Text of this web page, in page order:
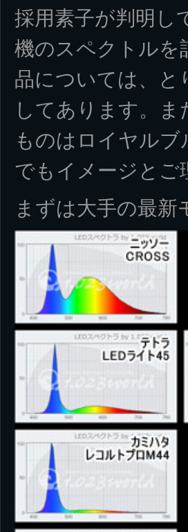
採用素子が判明し
機のスペクトルを
品については、と
してあります。
ものはロイヤル
でもイメージとご
まずは大手の最新